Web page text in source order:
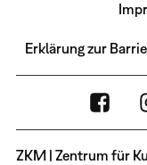
Erklärung zur
ZKM | Zentrum für